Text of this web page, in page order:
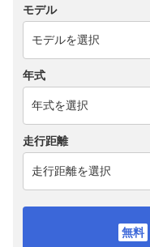
モデル
年式
走行距離